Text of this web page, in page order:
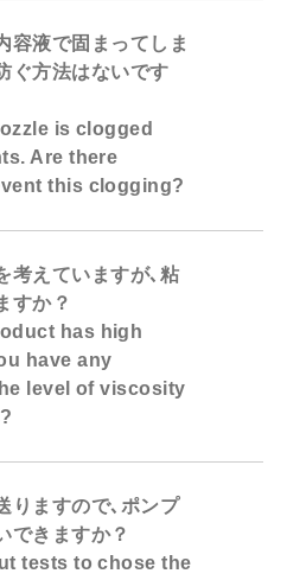
容液で固まってしま
ぐ方法はないです
is clogged
Are there
this clogging?
考えていますが､粘
すか？
has high
have any
level of viscosity
りますので､ポンプ
できますか？
tests to chose the